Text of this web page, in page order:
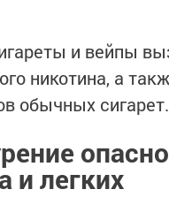
и вейпы
никотина, а
обычных сигарет.
и легких